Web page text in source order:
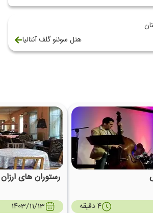
هتل سوئنو گلف آنتالیا
4 دقیقه
رستوران های
1403/11/13